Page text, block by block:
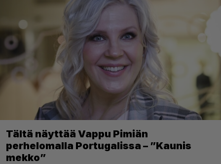
Tältä näyttää Vappu Pimiän
perhelomalla Portugalissa – ”Kaunis
mekko”